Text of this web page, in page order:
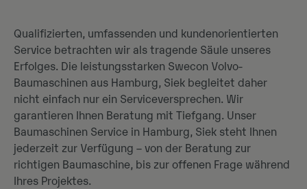
Qualifizierten, umfassenden und kundenorientierten
Service betrachten wir als tragende Säule unseres
Erfolges. Die leistungsstarken Swecon Volvo-
Baumaschinen aus Hamburg, Siek begleitet daher
nicht einfach nur ein Serviceversprechen. Wir
garantieren Ihnen Beratung mit Tiefgang. Unser
Baumaschinen Service in Hamburg, Siek steht Ihnen
jederzeit zur Verfügung – von der Beratung zur
richtigen Baumaschine, bis zur offenen Frage während
Ihres Projektes.